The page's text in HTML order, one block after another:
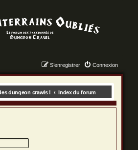
Connexion
S’enregistrer
dungeon crawls ! Index du forum